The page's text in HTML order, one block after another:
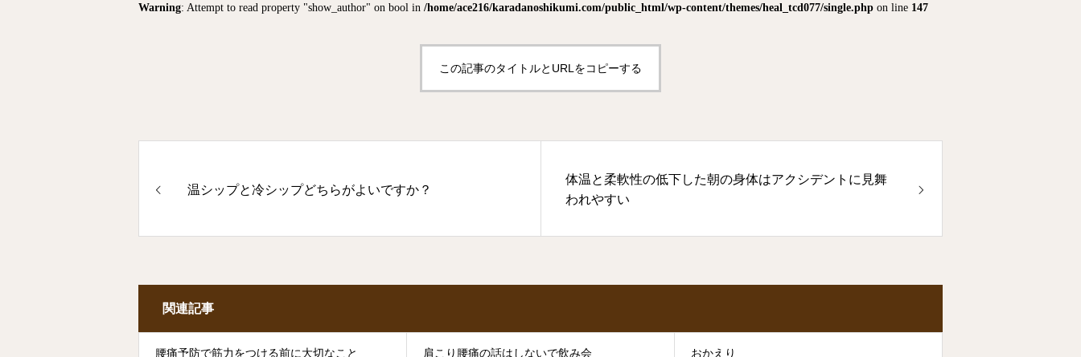
Warning: Attempt to read property "show_author" on bool in /home/ace216/karadanoshikumi.com/public_html/wp-content/themes/heal_tcd077/single.php on line 147
この記事のタイトルとURLをコピーする
温シップと冷シップどちらがよいですか？
体温と柔軟性の低下した朝の身体はアクシデントに見舞
われやすい
関連記事
腰痛予防で筋力をつける前に大切なこと 肩こり腰痛の話はしないで飲み会 おかえり